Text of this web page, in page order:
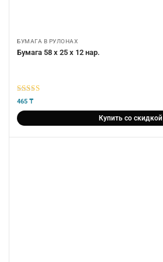
БУМАГА В РУЛОНАХ
Бумага 58 х 25 х 12 нар.
5из 5
465 ₸
Купить со скидкой